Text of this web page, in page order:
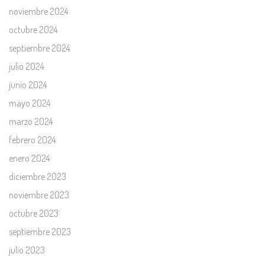
noviembre 2024
octubre 2024
septiembre 2024
julio 2024
junio 2024
mayo 2024
marzo 2024
febrero 2024
enero 2024
diciembre 2023
noviembre 2023
octubre 2023
septiembre 2023
julio 2023